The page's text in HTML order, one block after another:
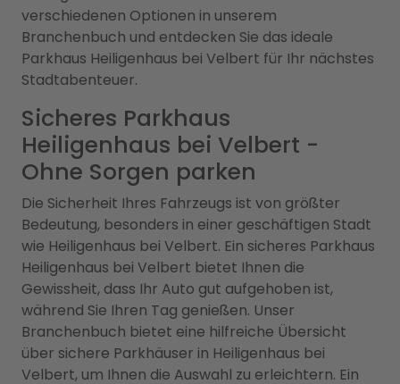
verschiedenen Optionen in unserem
Branchenbuch und entdecken Sie das ideale
Parkhaus Heiligenhaus bei Velbert für Ihr nächstes
Stadtabenteuer.
Sicheres Parkhaus
Heiligenhaus bei Velbert -
Ohne Sorgen parken
Die Sicherheit Ihres Fahrzeugs ist von größter
Bedeutung, besonders in einer geschäftigen Stadt
wie Heiligenhaus bei Velbert. Ein sicheres Parkhaus
Heiligenhaus bei Velbert bietet Ihnen die
Gewissheit, dass Ihr Auto gut aufgehoben ist,
während Sie Ihren Tag genießen. Unser
Branchenbuch bietet eine hilfreiche Übersicht
über sichere Parkhäuser in Heiligenhaus bei
Velbert, um Ihnen die Auswahl zu erleichtern. Ein